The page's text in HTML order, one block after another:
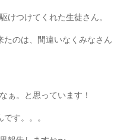
けつけてくれた生徒さん。
たのは、間違いなくみなさん
ぁ。と思っています！
す。。。